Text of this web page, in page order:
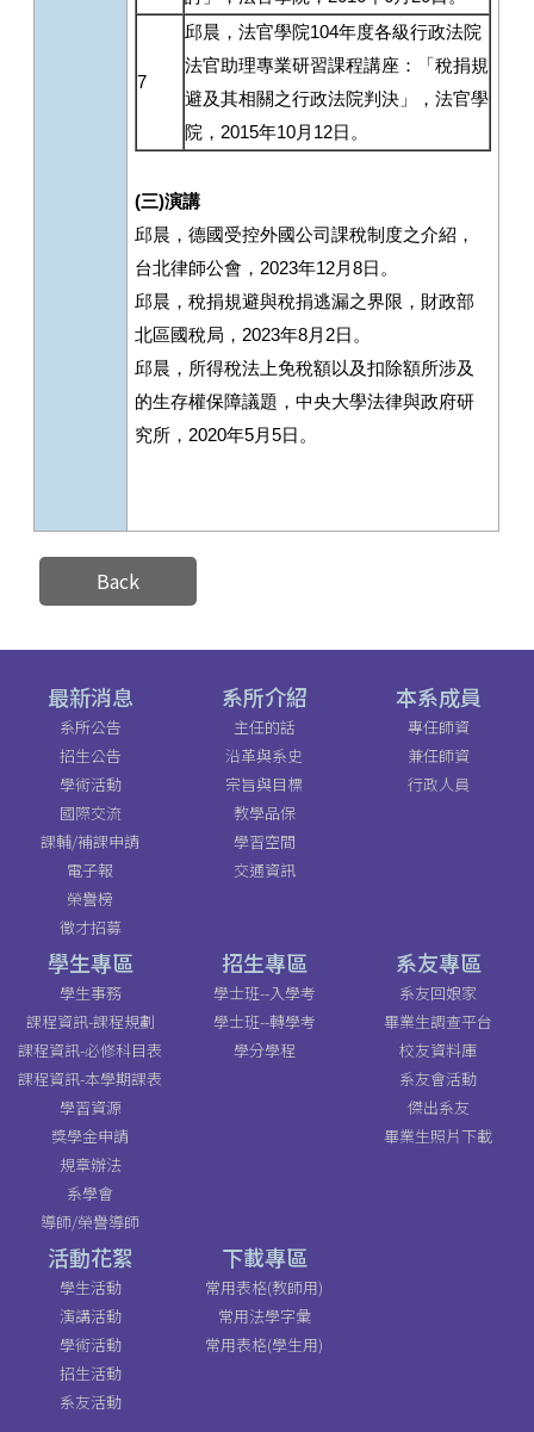
7
邱晨，法官學院104年度各級行政法院
法官助理專業研習課程講座：「稅捐規
避及其相關之行政法院判決」，法官學
院，2015年10月12日。
(三)演講
邱晨，德國受控外國公司課稅制度之介紹，
台北律師公會，2023年12月8日。
邱晨，稅捐規避與稅捐逃漏之界限，財政部
北區國稅局，2023年8月2日。
邱晨，所得稅法上免稅額以及扣除額所涉及
的生存權保障議題，中央大學法律與政府研
究所，2020年5月5日。
Back
最新消息
系所公告
招生公告
學術活動
國際交流
課輔/補課申請
電子報
榮譽榜
徵才招募
系所介紹
主任的話
沿革與系史
宗旨與目標
教學品保
學習空間
交通資訊
本系成員
專任師資
兼任師資
行政人員
學生專區
學生事務
課程資訊-課程規劃
課程資訊-必修科目表
課程資訊-本學期課表
學習資源
獎學金申請
規章辦法
系學會
導師/榮譽導師
招生專區
學士班--入學考
學士班--轉學考
學分學程
系友專區
系友回娘家
畢業生調查平台
校友資料庫
系友會活動
傑出系友
畢業生照片下載
活動花絮
學生活動
演講活動
學術活動
招生活動
系友活動
下載專區
常用表格(教師用)
常用法學字彙
常用表格(學生用)